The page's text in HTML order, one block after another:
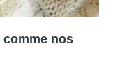
comme nos